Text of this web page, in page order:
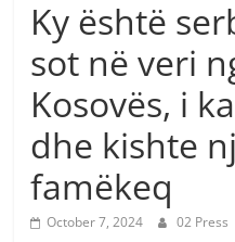
Ky është
sot në veri
Kosovës, i
dhe kishte
famëkeq
October 7, 2024 02 Press